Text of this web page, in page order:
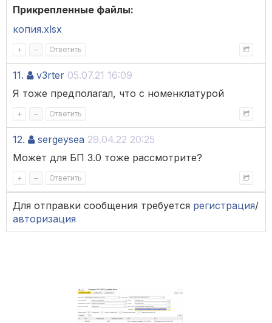
Прикрепленные файлы:
копия.xlsx
+ – Ответить
11. v3rter 05.07.21 16:09
Я тоже предполагал, что с номенклатурой
+ – Ответить
12. sergeysea 29.04.22 20:25
Может для БП 3.0 тоже рассмотрите?
+ – Ответить
Для отправки сообщения требуется регистрация/
авторизация